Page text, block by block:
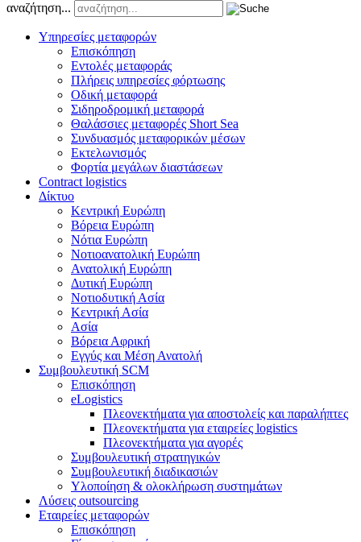
αναζήτηση...
Υπηρεσίες μεταφορών
Επισκόπηση
Εντολές μεταφοράς
Πλήρεις υπηρεσίες φόρτωσης
Οδική μεταφορά
Σιδηροδρομική μεταφορά
Θαλάσσιες μεταφορές Short Sea
Συνδυασμός μεταφορικών μέσων
Εκτελωνισμός
Φορτία μεγάλων διαστάσεων
Contract logistics
Δίκτυο
Κεντρική Ευρώπη
Βόρεια Ευρώπη
Νότια Ευρώπη
Νοτιοανατολική Ευρώπη
Ανατολική Ευρώπη
Δυτική Ευρώπη
Νοτιοδυτική Ασία
Κεντρική Ασία
Ασία
Βόρεια Αφρική
Εγγύς και Μέση Ανατολή
Συμβουλευτική SCM
Επισκόπηση
eLogistics
Πλεονεκτήματα για αποστολείς και παραλήπτες
Πλεονεκτήματα για εταιρείες logistics
Πλεονεκτήματα για αγορές
Συμβουλευτική στρατηγικών
Συμβουλευτική διαδικασιών
Υλοποίηση & ολοκλήρωση συστημάτων
Λύσεις outsourcing
Εταιρείες μεταφορών
Επισκόπηση